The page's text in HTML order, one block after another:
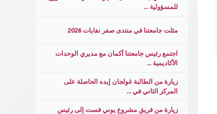
للمسؤولية ...
مثلت جامعتنا في منتدى صفر نفايات 2026
اجتمع رئيس جامعتنا أكمان مع مديري الوحدات
الأكاديمية ...
زيارة من الطالبة غولجان إيده الحاصلة على
المركز الثاني في ...
زيارة من فريق مشروع يوني فست إلى رئيس